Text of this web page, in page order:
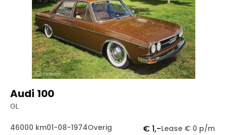
Handgeschakeld 89 Automaat 82
Audi 100
GL
46000 km01-08-1974Overig € 1,-Lease € 0 p/m